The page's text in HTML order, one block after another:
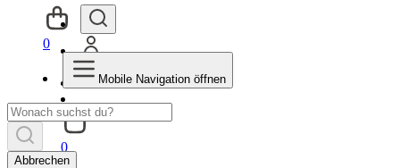
0
0
Mobile Navigation öffnen
Abbrechen